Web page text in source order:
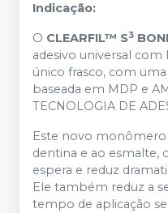
Indicação:
O CLEARFIL™ S3
adesivo universal
único frasco, com
baseada em MDP e
TECNOLOGIA DE
Este novo monômero
dentina e ao esmalte,
espera e reduz
Ele também reduz a
tempo de aplicação